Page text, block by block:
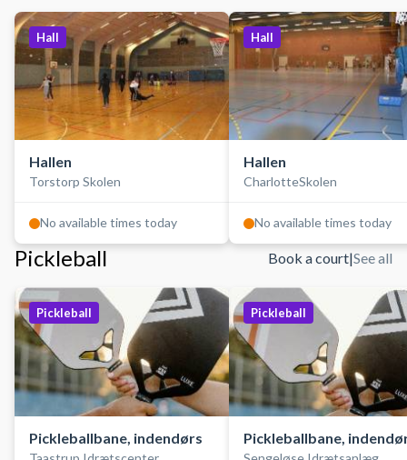
Hall
Hallen
Torstorp Skolen
No available times today
Hall
Hallen
CharlotteSkolen
No available times today
Pickleball Book a court|See all
Pickleball
Pickleballbane, indendørs
Pickleball
Pickleballbane,